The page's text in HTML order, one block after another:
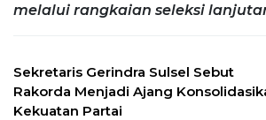
melalui rangkaian seleksi
Sekretaris Gerindra Sulsel Sebut
Rakorda Menjadi Ajang
Kekuatan Partai